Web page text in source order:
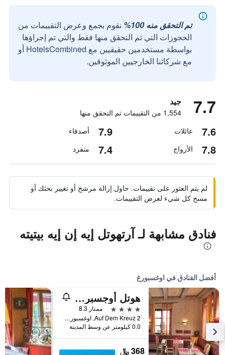
تم التحقق منه 100%
نقوم بجمع وعرض التقييمات من
الحجوزات التي تم التحقق منها فقط والتي تم إجراؤها
بواسطة مستخدمين حقيقيين مع HotelsCombined أو
مع شركائنا الخارجيين الموثوقين.
7.7 جيد
1,554 من التقييمات تم التحقق منها
7.6 عائلات 7.9 أصدقاء
7.8 الأزواج 7.4 منفرد
لم يتم العثور على تقييمات. حاول إزالة مرشح أو تغيير بحثك أو
مسح كل شيء لعرض التقييمات.
فنادق مشابهة لـ آرتهوتل إيه إن إيه بيتيته
أفضل الفنادق في اوغسبورغ
هوتل أوجسبرجر هوف
4 نجوم
ممتاز 8.3
Auf Dem Kreuz 2, اوغسبورغ, بافاريا, ألمانيا
0.0 كيلومتر عن وسط المدينة
368 ﷼